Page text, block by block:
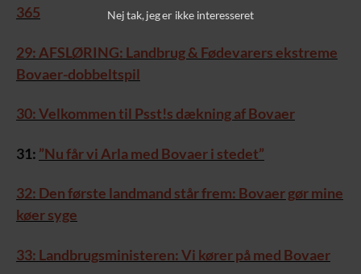
365
29: AFSLØRING: Landbrug & Fødevarers ekstreme
Bovaer-dobbeltspil
30: Velkommen til Psst!s dækning af Bovaer
31: ”Nu får vi Arla med Bovaer i stedet”
32: Den første landmand står frem: Bovaer gør mine
køer syge
33: Landbrugsministeren: Vi kører på med Bovaer
Nej tak, jeg er ikke interesseret